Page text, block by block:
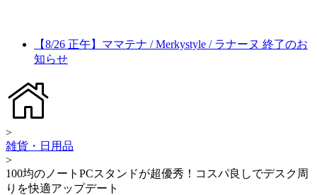
【8/26 正午】ママテナ / Merkystyle / ラナーヌ 終了のお
知らせ
>
雑貨・日用品
>
100均のノートPCスタンドが超優秀！コスパ良しでデスク周
りを快適アップデート